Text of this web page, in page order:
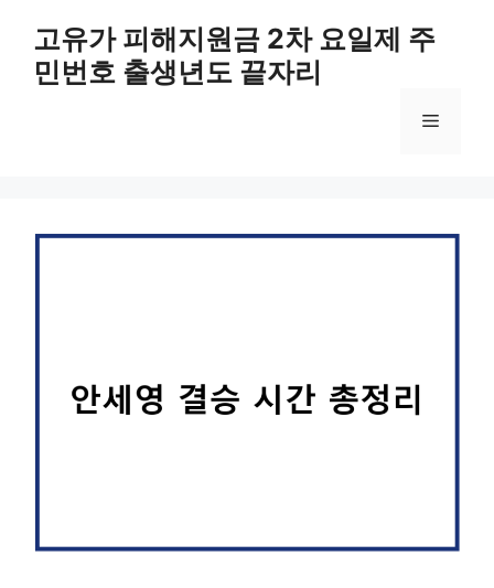
고유가 피해지원금 2차 요일제 주
민번호 출생년도 끝자리
메